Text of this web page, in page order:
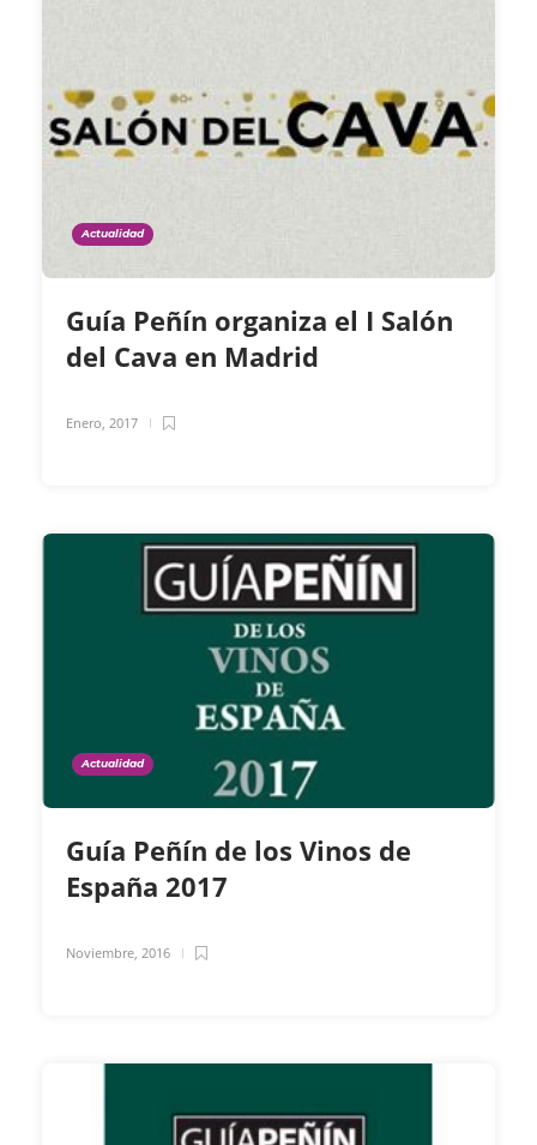
Actualidad
Guía Peñín organiza el I Salón
del Cava en Madrid
Enero, 2017
Actualidad
Guía Peñín de los Vinos de
España 2017
Noviembre, 2016